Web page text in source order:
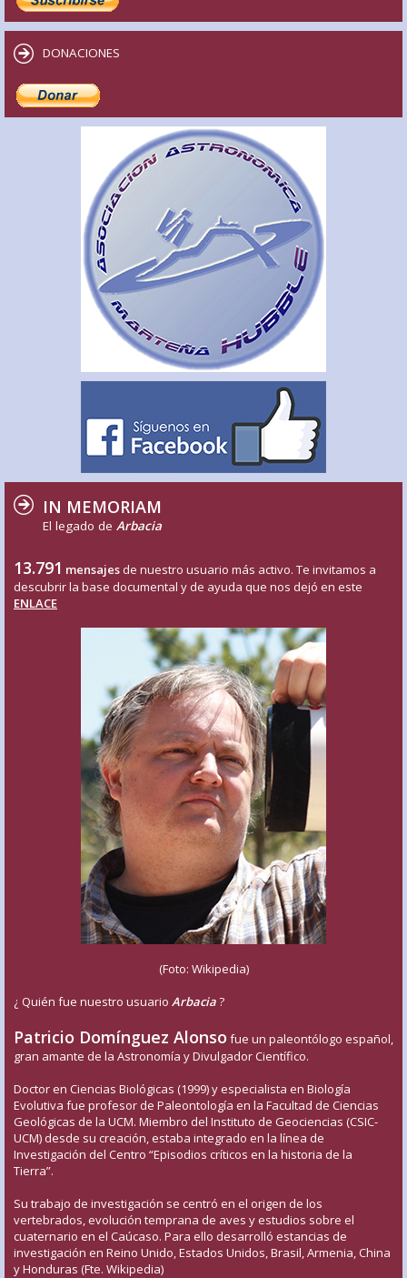
DONACIONES
IN MEMORIAM
El legado de Arbacia
13.791 mensajes de nuestro usuario más activo. Te invitamos a
descubrir la base documental y de ayuda que nos dejó en este
ENLACE
(Foto: Wikipedia)
¿ Quién fue nuestro usuario Arbacia?
Patricio Domínguez Alonso fue un paleontólogo español,
gran amante de la Astronomía y Divulgador Científico.
Doctor en Ciencias Biológicas (1999) y especialista en Biología
Evolutiva fue profesor de Paleontología en la Facultad de Ciencias
Geológicas de la UCM. Miembro del Instituto de Geociencias (CSIC-
UCM) desde su creación, estaba integrado en la línea de
Investigación del Centro “Episodios críticos en la historia de la
Tierra”.
Su trabajo de investigación se centró en el origen de los
vertebrados, evolución temprana de aves y estudios sobre el
cuaternario en el Caúcaso. Para ello desarrolló estancias de
investigación en Reino Unido, Estados Unidos, Brasil, Armenia, China
y Honduras (Fte. Wikipedia)